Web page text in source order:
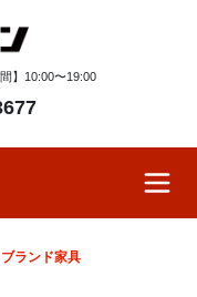
間】10:00〜19:00
ランド家具